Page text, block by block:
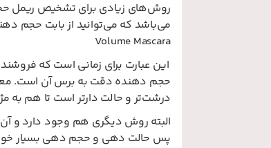
روش‌های زیادی برای تشخیص ریمل
می‌باشد که می‌توانید از بابت حجم
Volume Mascara
این عبارت برای زمانی است که
حجم دهنده دقت به برس آن است.
درشت‌تر و حالت دارتر است تا هم به
البته روش دیگری هم وجود دارد و
پس حالت دهی و حجم دهی بسیار